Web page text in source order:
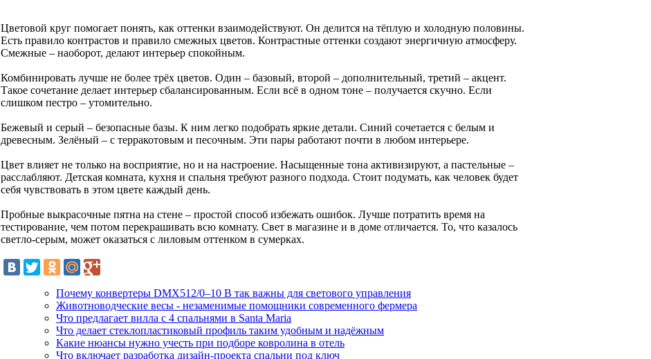
Цветовой круг помогает понять, как оттенки взаимодействуют. Он делится на тёплую и холодную половины.
Есть правило контрастов и правило смежных цветов. Контрастные оттенки создают энергичную атмосферу.
Смежные – наоборот, делают интерьер спокойным.
Комбинировать лучше не более трёх цветов. Один – базовый, второй – дополнительный, третий – акцент.
Такое сочетание делает интерьер сбалансированным. Если всё в одном тоне – получается скучно. Если
слишком пестро – утомительно.
Бежевый и серый – безопасные базы. К ним легко подобрать яркие детали. Синий сочетается с белым и
древесным. Зелёный – с терракотовым и песочным. Эти пары работают почти в любом интерьере.
Цвет влияет не только на восприятие, но и на настроение. Насыщенные тона активизируют, а пастельные –
расслабляют. Детская комната, кухня и спальня требуют разного подхода. Стоит подумать, как человек будет
себя чувствовать в этом цвете каждый день.
Пробные выкрасочные пятна на стене – простой способ избежать ошибок. Лучше потратить время на
тестирование, чем потом перекрашивать всю комнату. Свет в магазине и в доме отличается. То, что казалось
светло-серым, может оказаться с лиловым оттенком в сумерках.
Почему конвертеры DMX512/0–10 В так важны для светового управления
Животноводческие весы - незаменимые помощники современного фермера
Что предлагает вилла с 4 спальнями в Santa Maria
Что делает стеклопластиковый профиль таким удобным и надёжным
Какие нюансы нужно учесть при подборе ковролина в отель
Что включает разработка дизайн-проекта спальни под ключ